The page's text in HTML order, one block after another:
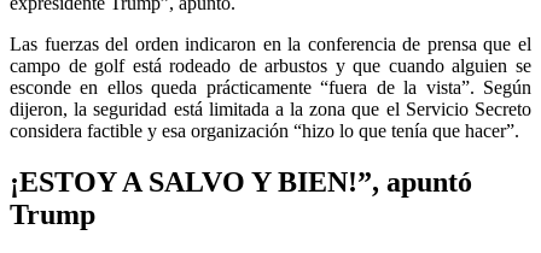
Las fuerzas del orden indicaron en la conferencia de prensa que el
campo de golf está rodeado de arbustos y que cuando alguien se
esconde en ellos queda prácticamente “fuera de la vista”. Según
dijeron, la seguridad está limitada a la zona que el Servicio Secreto
considera factible y esa organización “hizo lo que tenía que hacer”.
¡ESTOY A SALVO Y BIEN!”, apuntó
Trump